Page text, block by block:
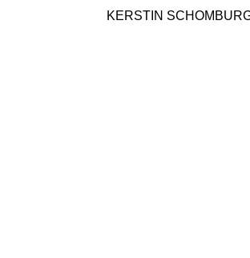
KERSTIN